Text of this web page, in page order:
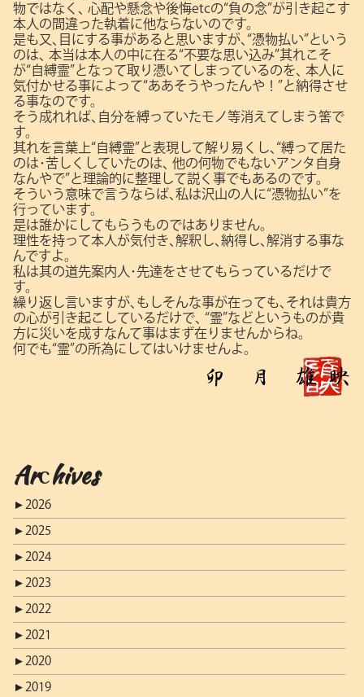
物ではなく､
心配や懸念や後悔etcの“負の念”が引き起こす
本人の間違った執着に他ならないのです。
是も又､目にする事があると思いますが､“憑物払い”という
のは､
本当は本人の中に在る“不要な思い込み”其れこそ
が“自縛霊”となって取り憑いてしまっているのを､
本人に
気付かせる事によって“ああそうやったんや！”と納得させ
る事なのです。
そう成れれば､自分を縛っていたモノ等消えてしまう筈で
す。
其れを言葉上“自縛霊”と表現して解り易くし､“縛って居た
のは･苦しくしていたのは､
他の何物でもないアンタ自身
なんやで”と理論的に整理して説く事でもあるのです。
そういう意味で言うならば､私は沢山の人に“憑物払い”を
行っています。
是は誰かにしてもらうものではありません。
理性を持って本人が気付き､解釈し､納得し､解消する事な
んですよ。
私は其の道先案内人･先達をさせてもらっているだけで
す。
繰り返し言いますが､もしそんな事が在っても､それは貴方
の心が引き起こしているだけで､
“霊”などというものが貴
方に災いを成すなんて事はまず在りませんからね。
何でも“霊”の所為にしてはいけませんよ。
Archives
► 2026
► 2025
► 2024
► 2023
► 2022
► 2021
► 2020
► 2019